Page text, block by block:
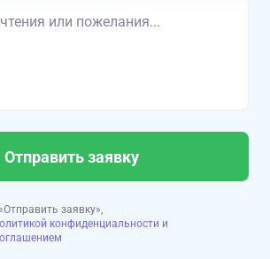
Отправить заявку
заявку»,
конфиденциальности и